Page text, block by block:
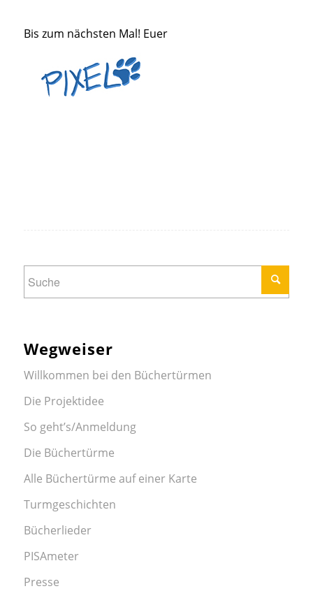
Bis zum nächsten Mal! Euer
Wegweiser
Willkommen bei den Büchertürmen
Die Projektidee
So geht’s/Anmeldung
Die Büchertürme
Alle Büchertürme auf einer Karte
Turmgeschichten
Bücherlieder
PISAmeter
Presse